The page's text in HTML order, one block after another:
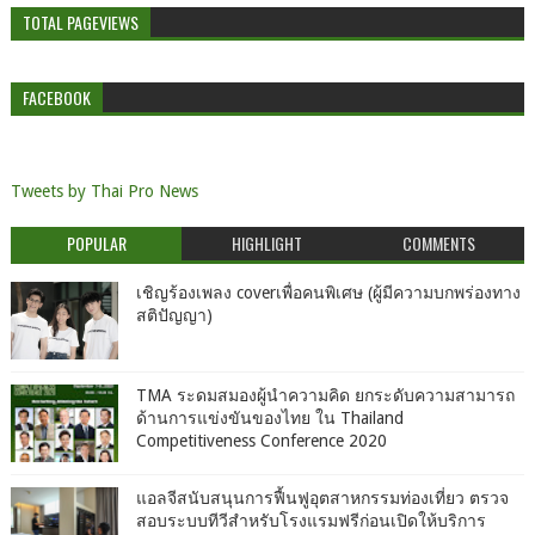
TOTAL PAGEVIEWS
FACEBOOK
Tweets by Thai Pro News
POPULAR HIGHLIGHT COMMENTS
เชิญร้องเพลง coverเพื่อคนพิเศษ (ผู้มีความบกพร่องทาง
สติปัญญา)
TMA ระดมสมองผู้นำความคิด ยกระดับความสามารถ
ด้านการแข่งขันของไทย ใน Thailand
Competitiveness Conference 2020
แอลจีสนับสนุนการฟื้นฟูอุตสาหกรรมท่องเที่ยว ตรวจ
สอบระบบทีวีสำหรับโรงแรมฟรีก่อนเปิดให้บริการ